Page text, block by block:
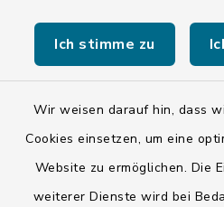
Ich stimme zu
Wir weisen darauf hin, dass
Cookies einsetzen, um eine
Website zu ermöglichen. Die
weiterer Dienste wird bei
LSI-